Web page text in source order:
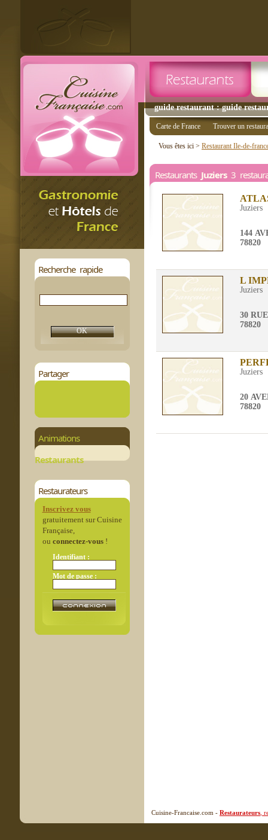
guide restaurant : guide
Recherche rapide
Partager
Animations
Restaurants
Restaurateurs
Inscrivez vous
gratuitement sur Cuisine
Française,
ou connectez-vous!
Identifiant :
Mot de passe :
Carte de France Trouver un
Vous êtes ici > Restaurant Ile-de-
Restaurants Juziers3
Juziers
144
78820
L
Juziers
30
78820
Juziers
20
78820
Cuisine-Francaise.com - Restaurateurs ,